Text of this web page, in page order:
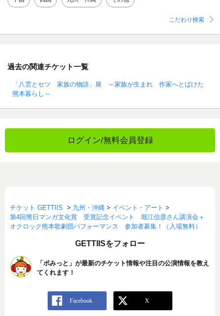
こだわり検索
過去の関連チケット一覧
「八雲とセツ 家族の物語」展 ～家族が生まれ 作家へとばけた
熊本暮らし～
ログイン/無料会員登録
チケット GETTIIS > 九州・沖縄 > イベント・アート >
第4回熊日マンガ文化賞 受賞記念イベント 堀江信彦さん講演会＋
オクロック熊本歌劇団パフォーマンス 参加者募集！（入場無料）
GETTIISをフォロー
「ポみっと」が最新のチケット情報や注目の公演情報を教え
てくれます！